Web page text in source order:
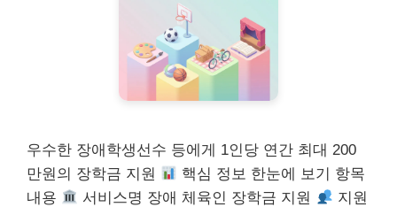
우수한 장애학생선수 등에게 1인당 연간 최대 200
만원의 장학금 지원
핵심 정보 한눈에 보기 항목
내용
서비스명 장애 체육인 장학금 지원
지원